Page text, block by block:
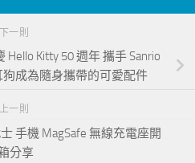
下一則
Hello Kitty 50 週年 攜手 Sanrio
成為隨身攜帶的可愛配件
上一則
手機 MagSafe 無線充電座開
分享